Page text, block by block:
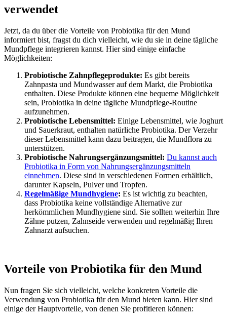
verwendet
Jetzt, da du über die Vorteile von Probiotika für den Mund
informiert bist, fragst du dich vielleicht, wie du sie in deine tägliche
Mundpflege integrieren kannst. Hier sind einige einfache
Möglichkeiten:
Probiotische Zahnpflegeprodukte: Es gibt bereits
Zahnpasta und Mundwasser auf dem Markt, die Probiotika
enthalten. Diese Produkte können eine bequeme Möglichkeit
sein, Probiotika in deine tägliche Mundpflege-Routine
aufzunehmen.
Probiotische Lebensmittel: Einige Lebensmittel, wie Joghurt
und Sauerkraut, enthalten natürliche Probiotika. Der Verzehr
dieser Lebensmittel kann dazu beitragen, die Mundflora zu
unterstützen.
Probiotische Nahrungsergänzungsmittel: Du kannst auch
Probiotika in Form von Nahrungsergänzungsmitteln
einnehmen. Diese sind in verschiedenen Formen erhältlich,
darunter Kapseln, Pulver und Tropfen.
Regelmäßige Mundhygiene: Es ist wichtig zu beachten,
dass Probiotika keine vollständige Alternative zur
herkömmlichen Mundhygiene sind. Sie sollten weiterhin Ihre
Zähne putzen, Zahnseide verwenden und regelmäßig Ihren
Zahnarzt aufsuchen.
Vorteile von Probiotika für den Mund
Nun fragen Sie sich vielleicht, welche konkreten Vorteile die
Verwendung von Probiotika für den Mund bieten kann. Hier sind
einige der Hauptvorteile, von denen Sie profitieren können: